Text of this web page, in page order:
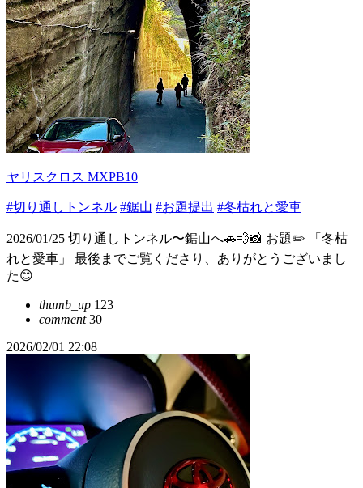
ヤリスクロス MXPB10
#切り通しトンネル #鋸山 #お題提出 #冬枯れと愛車
2026/01/25 切り通しトンネル〜鋸山へ🚗💨📸 お題✏️ 「冬枯
れと愛車」 最後までご覧くださり、ありがとうございまし
た😊
thumb_up 123
comment30
2026/02/01 22:08